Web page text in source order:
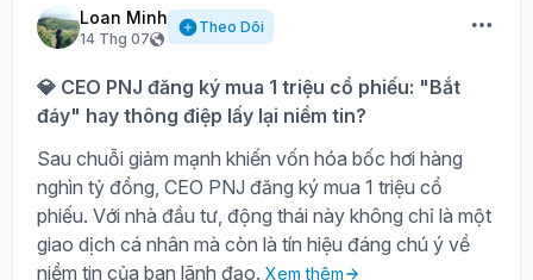
Loan Minh
14 Thg 07
Theo Dõi
💎 CEO PNJ đăng ký mua 1 triệu cổ phiếu: "Bắt
đáy" hay thông điệp lấy lại niềm tin?
Sau chuỗi giảm mạnh khiến vốn hóa bốc hơi hàng
nghìn tỷ đồng, CEO PNJ đăng ký mua 1 triệu cổ
phiếu. Với nhà đầu tư, động thái này không chỉ là một
giao dịch cá nhân mà còn là tín hiệu đáng chú ý về
niềm tin của ban lãnh đạo. Xem thêm